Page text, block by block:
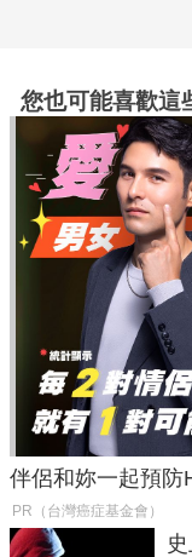
您也可能喜歡這
伴侶和妳一起預防
PR（台灣癌症基金會）